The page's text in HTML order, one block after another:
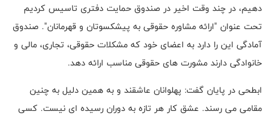
دهیم، در چند وقت اخیر در صندوق حمایت دفتری تاسیس کردیم
تحت عنوان "ارائه مشاوره حقوقی به پیشکسوتان و قهرمانان". صندوق
آمادگی این را دارد به اعضای خود که مشکلات حقوقی، تجاری، مالی و
خانوادگی دارند مشورت های حقوقی مناسب ارائه دهد.
ابطحی در پایان گفت: پهلوانان عاشقند و به همین دلیل به چنین
مقامی می رسند. عشق کار هر تازه به دوران رسیده ای نیست. کسی